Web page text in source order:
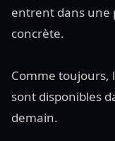
entrent dans une
concrète.
Comme toujours,
sont disponibles
demain.